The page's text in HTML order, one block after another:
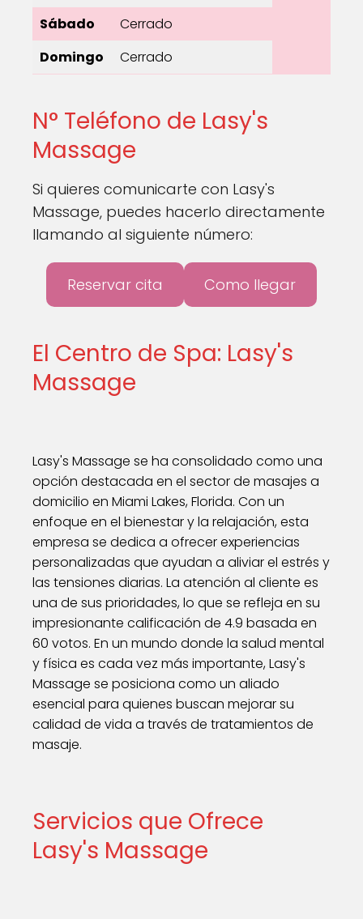
Sábado
Cerrado
Domingo
Cerrado
N° Teléfono de Lasy's
Massage
Si quieres comunicarte con Lasy's
Massage, puedes hacerlo directamente
llamando al siguiente número:
Reservar cita Como llegar
El Centro de Spa: Lasy's
Massage
Lasy's Massage se ha consolidado como una
opción destacada en el sector de masajes a
domicilio en Miami Lakes, Florida. Con un
enfoque en el bienestar y la relajación, esta
empresa se dedica a ofrecer experiencias
personalizadas que ayudan a aliviar el estrés y
las tensiones diarias. La atención al cliente es
una de sus prioridades, lo que se refleja en su
impresionante calificación de 4.9 basada en
60 votos. En un mundo donde la salud mental
y física es cada vez más importante, Lasy's
Massage se posiciona como un aliado
esencial para quienes buscan mejorar su
calidad de vida a través de tratamientos de
masaje.
Servicios que Ofrece
Lasy's Massage